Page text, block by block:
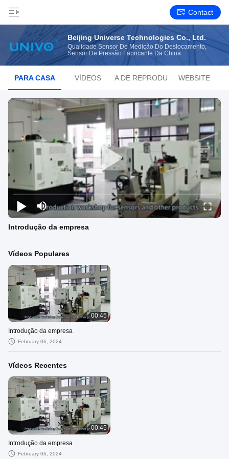
Contact
Beijing Universe Technologies Co., Ltd.
Qualidade Sensor De Medição Do Deslocamento,
Sensor De Pressão Fabricante Da China
PARA CASA VÍDEOSLISTA DE REPRODUÇÃOWEBSITE
Introdução da empresa
Vídeos Populares
00:45
Introdução da empresa
February 06, 2024
Vídeos Recentes
00:45
Introdução da empresa
February 06, 2024